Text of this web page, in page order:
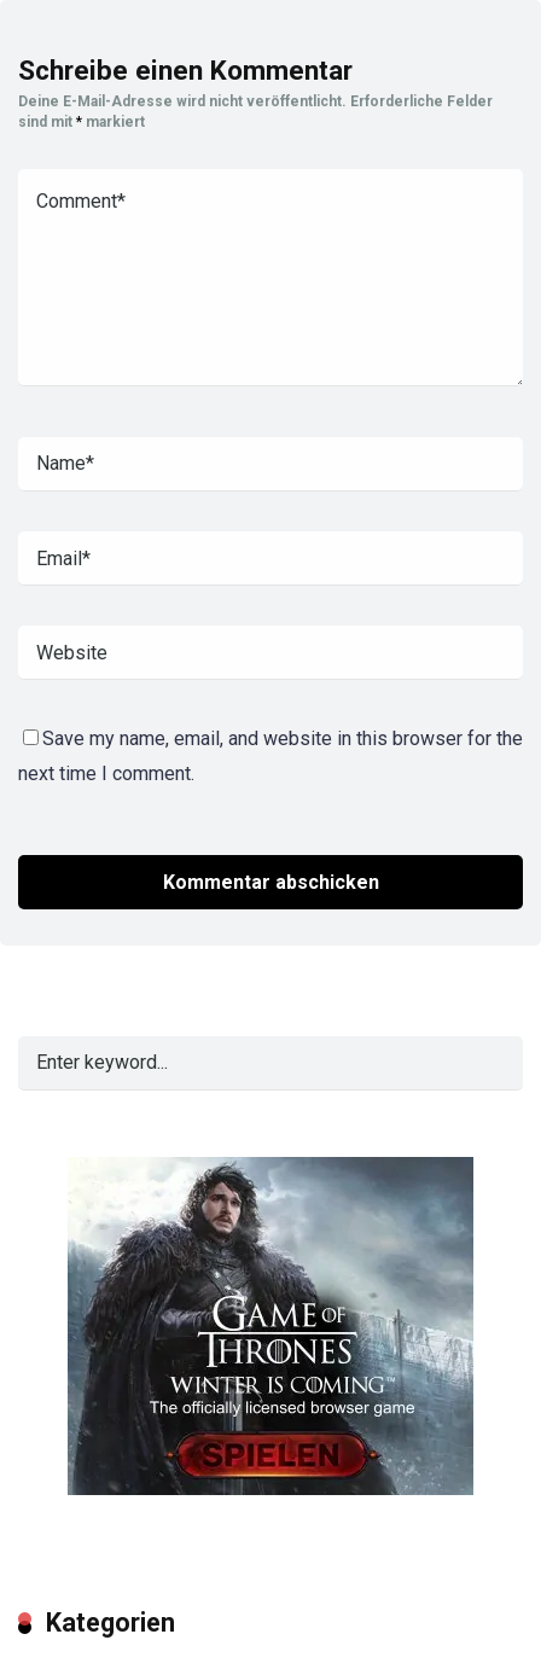
Schreibe einen Kommentar
Deine E-Mail-Adresse wird nicht veröffentlicht. Erforderliche Felder
sind mit * markiert
Save my name, email, and website in this browser for the
next time I comment.
Kategorien